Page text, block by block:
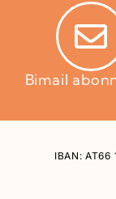
Bimail
IBAN: AT66